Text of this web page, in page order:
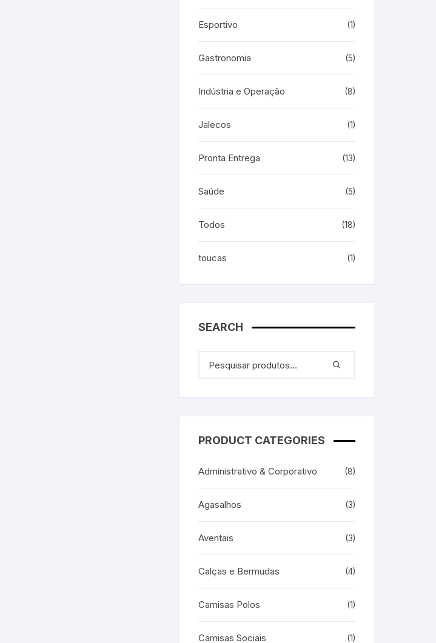
Esportivo (1)
Gastronomia (5)
Indústria e Operação (8)
Jalecos (1)
Pronta Entrega (13)
Saúde (5)
Todos (18)
toucas (1)
SEARCH
PRODUCT CATEGORIES
Administrativo & Corporativo (8)
Agasalhos (3)
Aventais (3)
Calças e Bermudas (4)
Camisas Polos (1)
Camisas Sociais (1)